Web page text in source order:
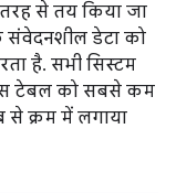
से तय किया जा
डेटा को
है. सभी सिस्टम
इस टेबल को सबसे कम
से क्रम में लगाया